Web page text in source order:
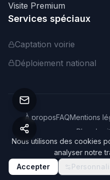
Visite Premium
Services spéciaux
Captation voirie
Déploiement national
©2026
À proposFAQMentions
Plan du
Nous utilisons des cookies
analyser notre
Accepter